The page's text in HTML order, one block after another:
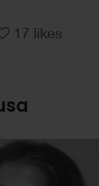
17 likes